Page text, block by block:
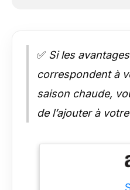
✅ Si les
correspondent à
saison chaude,
de l’ajouter à